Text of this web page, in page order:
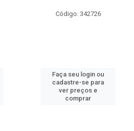
Código: 342726
Faça seu login ou
cadastre-se para
ver preços e
comprar